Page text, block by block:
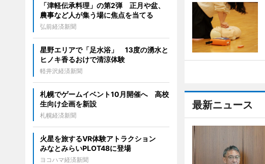
最新ニュース
「津軽伝承料理」の第2弾 正月や盆、
農事など人が集う場に焦点を当てる
弘前経済新聞
星野エリアで「足水浴」 13度の湧水と
ヒノキ香るおけで清涼体験
軽井沢経済新聞
札幌でゲームイベント10月開催へ 高校
生向け企画を新設
札幌経済新聞
火星を旅するVR体験アトラクション
みなとみらいPLOT48に登場
ヨコハマ経済新聞